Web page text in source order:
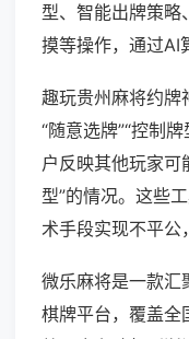
型、智能出牌策略
摸等操作，通过AI
趣玩贵州麻将约牌
“随意选牌”“控制
户反映其他玩家可
型”的情况。这些
术手段实现不平公
微乐麻将是一款汇
棋牌平台，覆盖全